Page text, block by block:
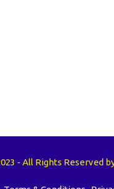
- All Rights Reserved